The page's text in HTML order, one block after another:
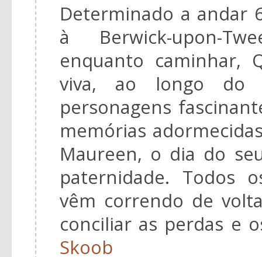
Determinado a andar
à Berwick-upon-
enquanto caminhar,
viva, ao longo do
personagens
memórias
Maureen, o dia do
paternidade. Todos
vêm correndo de
conciliar as perdas e
Skoob